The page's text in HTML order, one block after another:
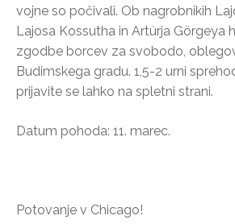
vojne so počivali. Ob nagrobnikih
Lajosa Kossutha in Artúrja Görgeya
zgodbe borcev za svobodo,
Budimskega gradu. 1,5-2 urni
prijavite se lahko na spletni strani.
Datum pohoda: 11. marec.
Potovanje v Chicago!